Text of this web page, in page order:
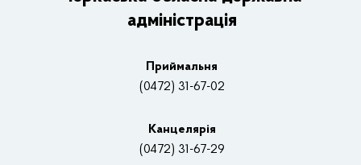
Основні завдання та нормативно-правові засади
Нагороди
Контакти
адміністрація
Приймальня
(0472) 31-67-02
Канцелярiя
(0472) 31-67-29